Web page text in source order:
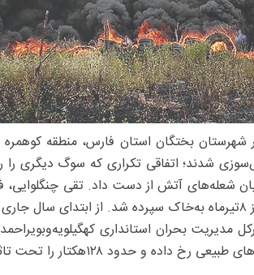
شهرستان بختگان استان فارس، منطقه
شدند؛ اتفاقی تکراری که سوگ دیگری را
شعله‌های آتش از دست داد. تقی
پدر دو دختر از اهالی روستای اسدآباد از توابع بهبهان روز ۸تیرماه به‌خاک سپرده شد.